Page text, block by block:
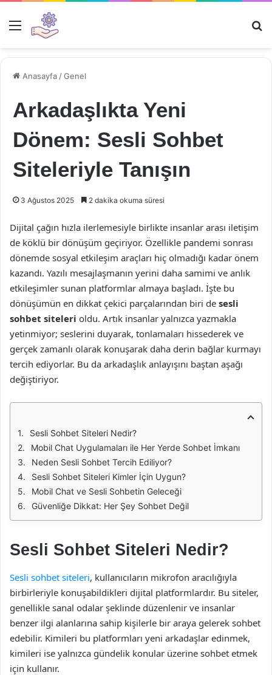
Menü
Anasayfa /Genel
Arkadaşlıkta Yeni
Dönem: Sesli Sohbet
Siteleriyle Tanışın
3 Ağustos 2025 2 dakika okuma süresi
Dijital çağın hızla ilerlemesiyle birlikte insanlar arası iletişim
de köklü bir dönüşüm geçiriyor. Özellikle pandemi sonrası
dönemde sosyal etkileşim araçları hiç olmadığı kadar önem
kazandı. Yazılı mesajlaşmanın yerini daha samimi ve anlık
etkileşimler sunan platformlar almaya başladı. İşte bu
dönüşümün en dikkat çekici parçalarından biri de sesli
sohbet siteleri oldu. Artık insanlar yalnızca yazmakla
yetinmiyor; seslerini duyarak, tonlamaları hissederek ve
gerçek zamanlı olarak konuşarak daha derin bağlar kurmayı
tercih ediyorlar. Bu da arkadaşlık anlayışını baştan aşağı
değiştiriyor.
Sesli Sohbet Siteleri Nedir?
Mobil Chat Uygulamaları ile Her Yerde Sohbet İmkanı
Neden Sesli Sohbet Tercih Ediliyor?
Sesli Sohbet Siteleri Kimler İçin Uygun?
Mobil Chat ve Sesli Sohbetin Geleceği
Güvenliğe Dikkat: Her Şey Sohbet Değil
Sesli Sohbet Siteleri Nedir?
Sesli sohbet siteleri, kullanıcıların mikrofon aracılığıyla
birbirleriyle konuşabildikleri dijital platformlardır. Bu siteler,
genellikle sanal odalar şeklinde düzenlenir ve insanlar
benzer ilgi alanlarına sahip kişilerle bir araya gelerek sohbet
edebilir. Kimileri bu platformları yeni arkadaşlar edinmek,
kimileri ise yalnızca gündelik konular üzerine sohbet etmek
için kullanır.